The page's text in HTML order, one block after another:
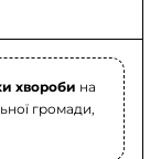
хвороби на
громади,